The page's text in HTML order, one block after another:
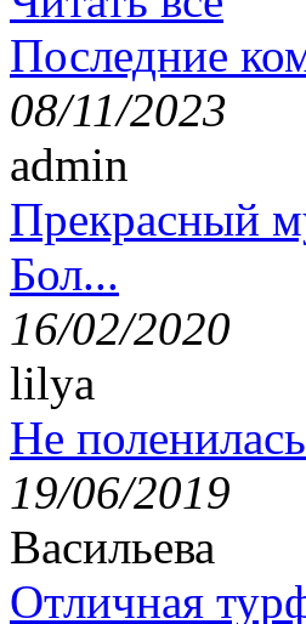
Последние
08/11/2023
admin
Прекрасный
Бол...
16/02/2020
lilya
Не
19/06/2019
Васильева
Отличная